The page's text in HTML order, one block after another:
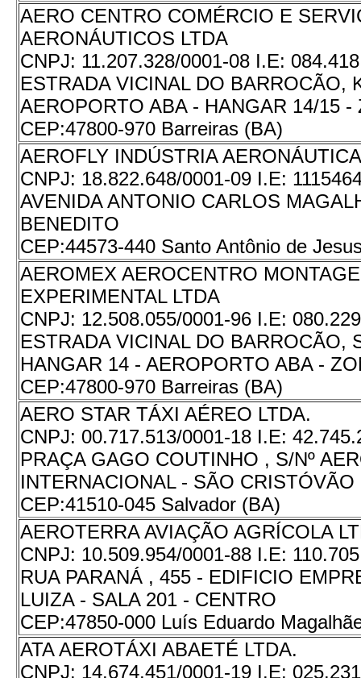
AERO CENTRO COMÉRCIO E
AERONÁUTICOS LTDA
CNPJ: 11.207.328/0001-08 I.E:
ESTRADA VICINAL DO BARROCÃO,
AEROPORTO ABA - HANGAR 14/15 -
CEP:47800-970 Barreiras (BA)
AEROFLY INDÚSTRIA
CNPJ: 18.822.648/0001-09 I.E:
AVENIDA ANTONIO CARLOS
BENEDITO
CEP:44573-440 Santo Antônio de
AEROMEX AEROCENTRO
EXPERIMENTAL LTDA
CNPJ: 12.508.055/0001-96 I.E:
ESTRADA VICINAL DO BARROCÃO,
HANGAR 14 - AEROPORTO ABA -
CEP:47800-970 Barreiras (BA)
AERO STAR TÁXI AÉREO LTDA.
CNPJ: 00.717.513/0001-18 I.E:
PRAÇA GAGO COUTINHO , S/Nº
INTERNACIONAL - SÃO CRISTÓVÃO
CEP:41510-045 Salvador (BA)
AEROTERRA AVIAÇÃO AGRÍCOLA
CNPJ: 10.509.954/0001-88 I.E:
RUA PARANÁ , 455 - EDIFICIO
LUIZA - SALA 201 - CENTRO
CEP:47850-000 Luís Eduardo
ATA AEROTÁXI ABAETÉ LTDA.
CNPJ: 14.674.451/0001-19 I.E: